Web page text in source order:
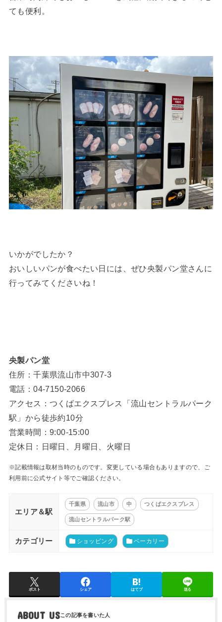
ても便利。
いかがでしたか？
おいしいパンが食べたい日には、ぜひ央製パン堂さんに
行ってみてくださいね！
央製パン堂
住所：千葉県流山市中307-3
電話：04-7150-2066
アクセス：つくばエクスプレス「流山セントラルパーク
駅」から徒歩約10分
営業時間：9:00-15:00
定休日：日曜日、月曜日、火曜日
※記載情報は取材当時のものです。変更している場合もありますので、ご
利用前に公式サイト等でご確認ください。
エリア＆駅
千葉県 流山市 中 つくばエクスプレス
流山セントラルパーク駅
カテゴリー ショッピング ベーカリー
ポスト シェア はてブ 送る
ABOUT US